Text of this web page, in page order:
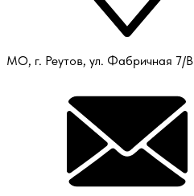
МО, г. Реутов, ул. Фабричная 7/В